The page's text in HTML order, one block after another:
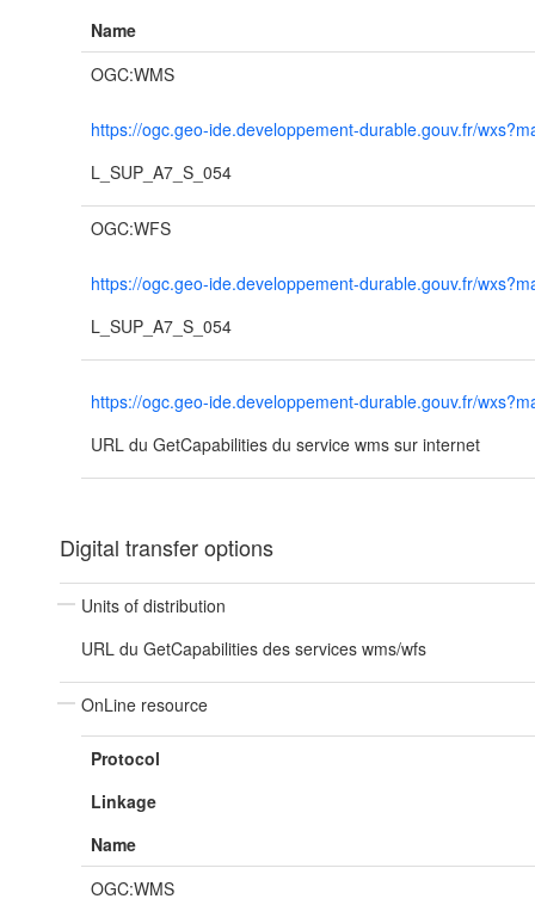
Name
OGC:WMS
https://ogc.geo-ide.developpement-durable.gouv.fr/
L_SUP_A7_S_054
OGC:WFS
https://ogc.geo-ide.developpement-durable.gouv.fr/
L_SUP_A7_S_054
https://ogc.geo-ide.developpement-durable.gouv.fr/
URL du GetCapabilities du service wms sur internet
Digital transfer options
Units of distribution
URL du GetCapabilities des services wms/wfs
OnLine resource
Protocol
Linkage
Name
OGC:WMS